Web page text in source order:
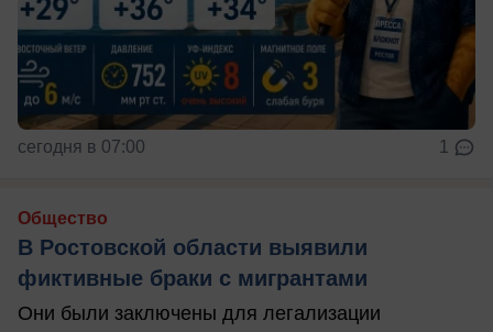
сегодня в 07:00 1
Общество
В Ростовской области выявили
фиктивные браки с мигрантами
Они были заключены для легализации